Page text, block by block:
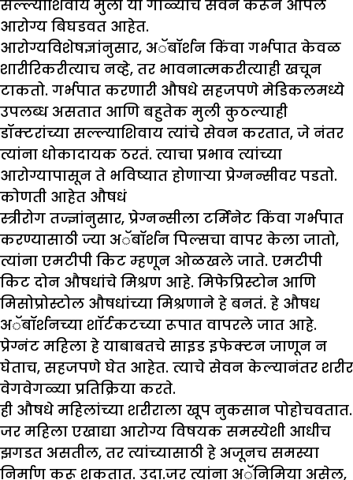
सल्ल्याशिवाय मुली या गोळ्यांचे सेवन करून आपले
आरोग्य बिघडवत आहेत.
आरोग्यविशेषज्ञांनुसार, अॅबॉर्शन किंवा गर्भपात केवळ
शारीरिकरीत्याच नव्हे, तर भावनात्मकरीत्याही खचून
टाकतो. गर्भपात करणारी औषधे सहजपणे मेडिकलमध्ये
उपलब्ध असतात आणि बहुतेक मुली कुठल्याही
डॉक्टरांच्या सल्ल्याशिवाय त्यांचे सेवन करतात, जे नंतर
त्यांना धोकादायक ठरतं. त्याचा प्रभाव त्यांच्या
आरोग्यापासून ते भविष्यात होणाऱ्या प्रेग्नन्सीवर पडतो.
कोणती आहेत औषधं
स्त्रीरोग तज्ज्ञांनुसार, प्रेग्नन्सीला टर्मिनेट किंवा गर्भपात
करण्यासाठी ज्या अॅबॉर्शन पिल्सचा वापर केला जातो,
त्यांना एमटीपी किट म्हणून ओळखले जाते. एमटीपी
किट दोन औषधांचे मिश्रण आहे. मिफेप्रिस्टोन आणि
मिसोप्रोस्टोल औषधांच्या मिश्रणाने हे बनतं. हे औषध
अॅबॉर्शनच्या शॉर्टकटच्या रूपात वापरले जात आहे.
प्रेग्नंट महिला हे याबाबतचे साइड इफेक्टन जाणून न
घेताच, सहजपणे घेत आहेत. त्याचे सेवन केल्यानंतर शरीर
वेगवेगळ्या प्रतिक्रिया करते.
ही औषधे महिलांच्या शरीराला खूप नुकसान पोहोचवतात.
जर महिला एखाद्या आरोग्य विषयक समस्येशी आधीच
झगडत असतील, तर त्यांच्यासाठी हे अजूनच समस्या
निर्माण करू शकतात. उदा.जर त्यांना अॅनिमिया असेल,